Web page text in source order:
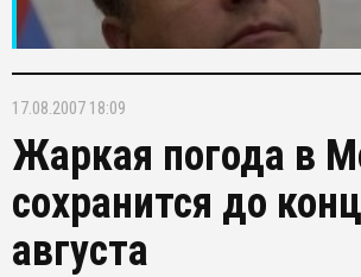
17.08.2007 18:09
Жаркая погода в
сохранится до
августа